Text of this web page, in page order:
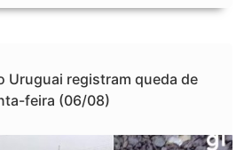
Uruguai registram queda de
feira (06/08)